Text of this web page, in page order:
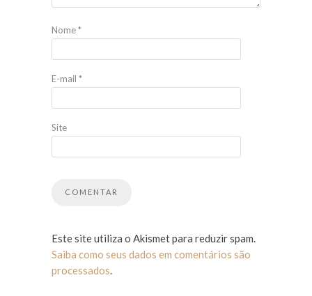
Nome*
E-mail *
Site
Este site utiliza o Akismet para reduzir spam.
Saiba como seus dados em comentários são
processados.